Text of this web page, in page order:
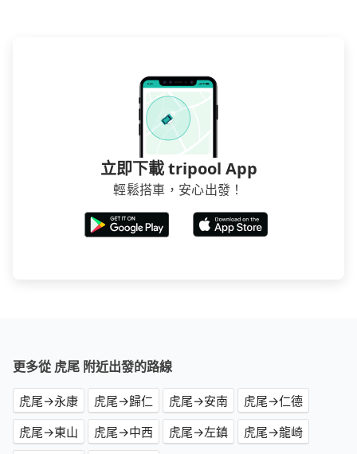
立即下載 tripool App
輕鬆搭車，安心出發！
更多從 虎尾 附近出發的路線
虎尾→永康 虎尾→歸仁 虎尾→安南
虎尾→仁德
虎尾→東山
虎尾→中西 虎尾→左鎮
虎尾→龍崎